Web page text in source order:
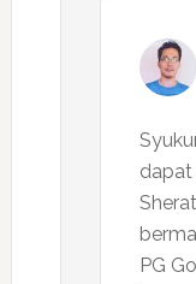
dapat
PG